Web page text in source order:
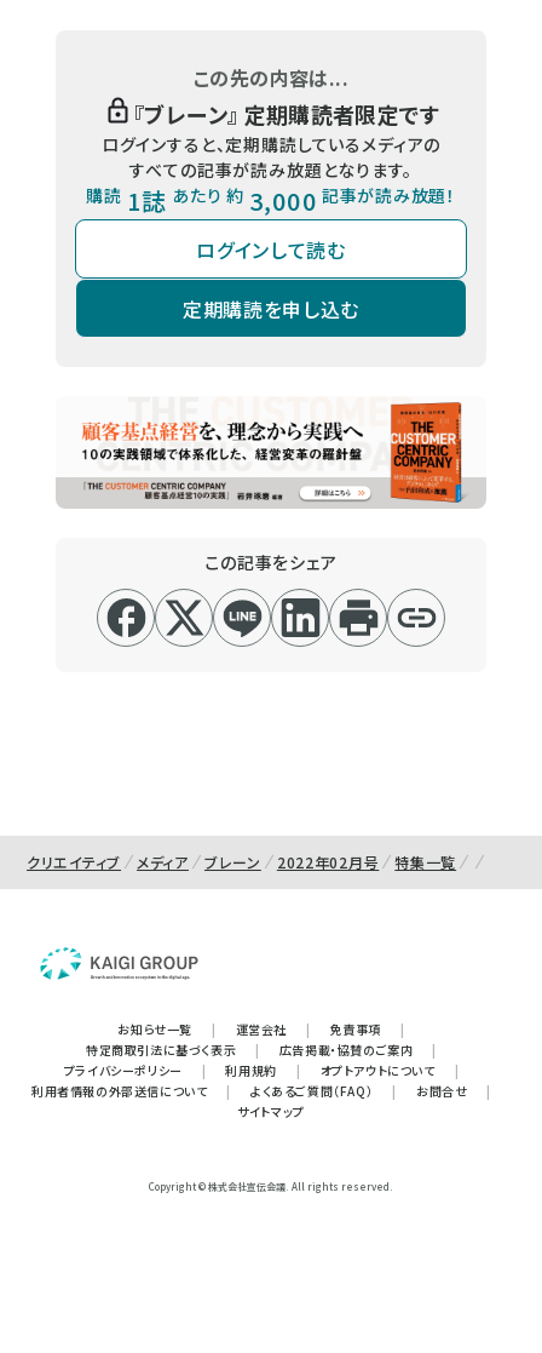
この先の内容は...
『ブレーン』 定期購読者限定です
ログインすると、定期購読しているメディアの
すべての記事が読み放題となります。
購読 1誌 あたり 約 3,000 記事が読み放題！
ログインして読む
定期購読を申し込む
この記事をシェア
クリエイティブ メディア ブレーン 2022年02月号 特集一覧
お知らせ一覧 | 運営会社 | 免責事項
|
特定商取引法に基づく表示
| 広告掲載・協賛のご案内
|
プライバシーポリシー
| 利用規約 | オプトアウトについて
|
利用者情報の外部送信について
| よくあるご質問（FAQ） | お問合せ
|
サイトマップ
Copyright © 株式会社宣伝会議. All rights reserved.